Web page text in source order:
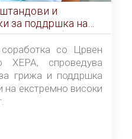
и
за поддршка на
топлотен бран
со Црвен
ХЕРА, спроведува
грижа и поддршка
на екстремно високи